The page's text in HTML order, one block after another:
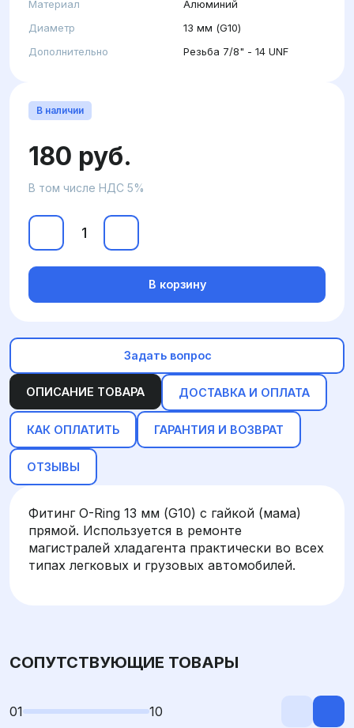
Материал
Алюминий
Диаметр
13 мм (G10)
Дополнительно
Резьба 7/8" - 14 UNF
ОПИСАНИЕ ТОВАРА ДОСТАВКА И ОПЛАТА
КАК ОПЛАТИТЬ ГАРАНТИЯ И ВОЗВРАТ
ОТЗЫВЫ
Фитинг O-Ring 13 мм (G10) с гайкой (мама)
прямой. Используется в ремонте
магистралей хладагента практически во всех
типах легковых и грузовых автомобилей.
В наличии
180 руб.
В том числе НДС 5%
В корзину
Задать вопрос
СОПУТСТВУЮЩИЕ ТОВАРЫ
01 10